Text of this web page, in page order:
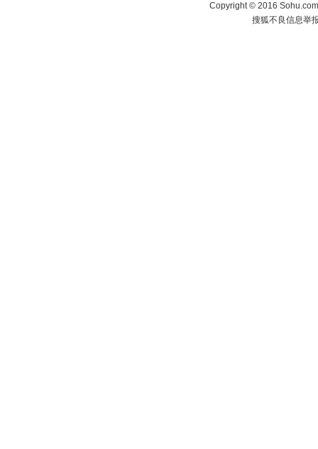
Copyright©2016
搜狐不良信息举